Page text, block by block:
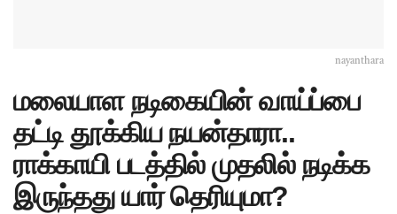
nayanthara
மலையாள நடிகையின் வாய்ப்பை
தட்டி தூக்கிய நயன்தாரா..
ராக்காயி படத்தில் முதலில் நடிக்க
இருந்தது யார் தெரியுமா?